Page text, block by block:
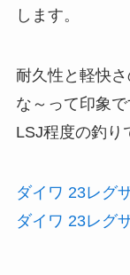
します。
耐久性と軽快
な～って印象で
LSJ程度の釣り
ダイワ 23レグ
ダイワ 23レグ